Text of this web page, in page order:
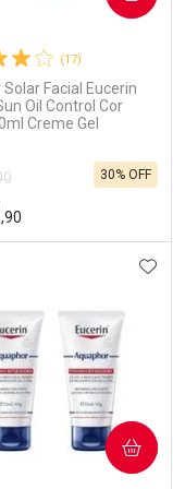
sem Desconto
207,11/cada
sem Desconto
207,11/cada
(17)
Facial Eucerin
Oil Control Cor
Creme Gel
,90
30% OFF
FAVORITOS
COMPRAR